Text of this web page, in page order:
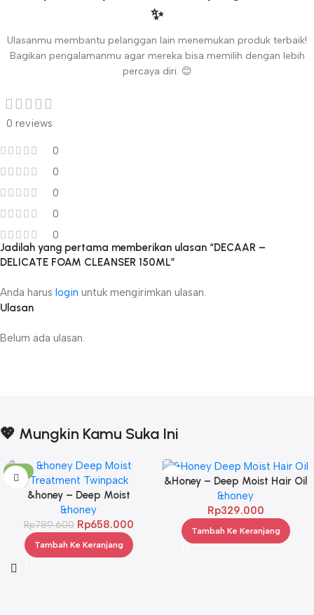
✨
Ulasanmu membantu pelanggan lain menemukan produk terbaik!
Bagikan pengalamanmu agar mereka bisa memilih dengan lebih
percaya diri. 😊
0 reviews
0
0
0
0
0
Ulasan
Belum ada ulasan.
Jadilah yang pertama memberikan ulasan “DECAAR –
DELICATE FOAM CLEANSER 150ML”
Anda harus login untuk mengirimkan ulasan.
💖 Mungkin Kamu Suka Ini
-17%
&honey – Deep Moist
Treatment 445 g Twinpack
&honey
Rp789.600 Rp658.000
Tambah Ke Keranjang
&Honey – Deep Moist Hair Oil
3.0 100ml
&honey
Rp329.000
Tambah Ke Keranjang